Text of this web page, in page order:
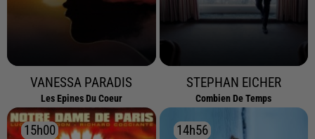
VANESSA PARADIS
Les Epines Du Coeur
STEPHAN EICHER
Combien De Temps
15h00
15h00 14h56
14h56